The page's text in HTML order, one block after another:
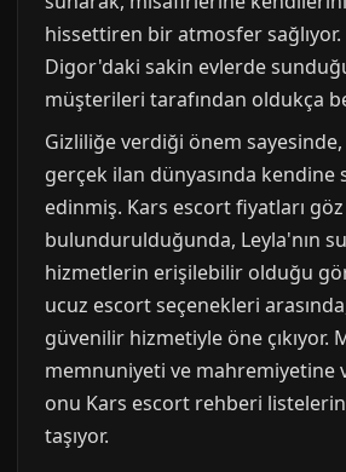
hissettiren bir atmosfer
Digor'daki sakin evlerde
müşterileri tarafından oldukça
Gizliliğe verdiği önem sayesinde,
gerçek ilan dünyasında kendine
edinmiş. Kars escort fiyatları
bulundurulduğunda, Leyla'nın
hizmetlerin erişilebilir olduğu
ucuz escort seçenekleri
güvenilir hizmetiyle öne çıkıyor.
memnuniyeti ve mahremiyetine
onu Kars escort rehberi
taşıyor.